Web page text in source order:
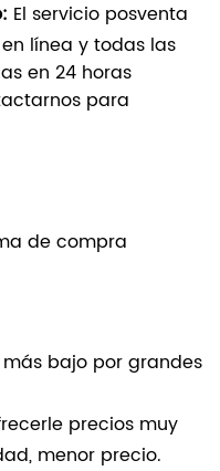
El servicio posventa
línea y todas las
en 24 horas
para
de compra
bajo por grandes
precios muy
menor precio.